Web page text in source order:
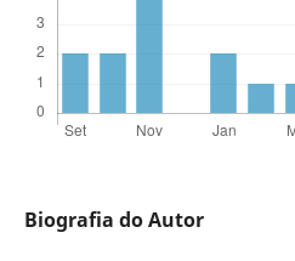
Biografia do Autor